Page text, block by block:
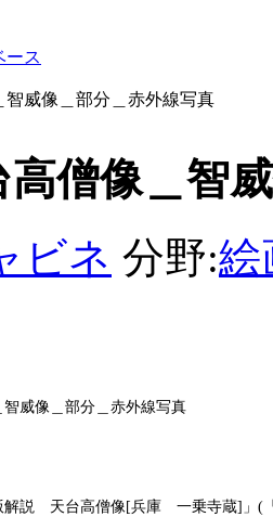
ース
智威像＿部分＿赤外線写真
高僧像＿智
ビネ 分野:絵
智威像＿部分＿赤外線写真
解説 天台高僧像[兵庫 一乗寺蔵]」(